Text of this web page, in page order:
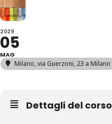
2029
05
MAG
Milano, via Guerzoni, 23 a Milano
Dettagli del corso